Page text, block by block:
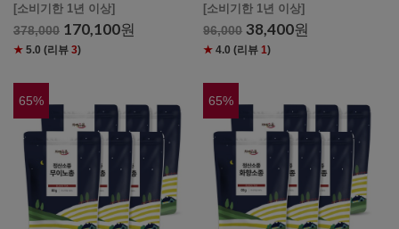
[소비기한 1년 이상]
378,000 170,100원
★ 5.0 (리뷰 3)
[소비기한 1년 이상]
96,000 38,400원
★ 4.0 (리뷰 1)
65% 65%